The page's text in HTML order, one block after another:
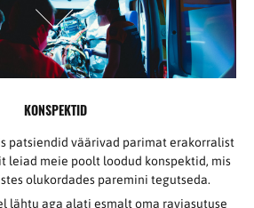
KONSPEKTID
patsiendid väärivad parimat erakorralist
leiad meie poolt loodud konspektid, mis
olukordades paremini tegutseda.
lähtu aga alati esmalt oma raviasutuse